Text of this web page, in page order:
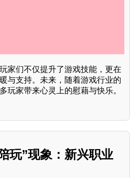
家们不仅提升了游戏技能，更在
与支持。未来，随着游戏行业的
玩家带来心灵上的慰藉与快乐。
玩”现象：新兴职业